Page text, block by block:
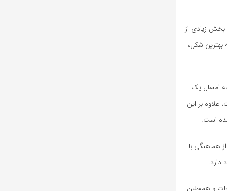
بخش زیادی از
بهترین شکل،
امسال یک
بر این
است.
هماهنگی با
دارد.
و همچنین